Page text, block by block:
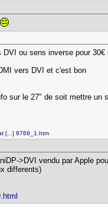
ou sens inverse pour 30€
vers DVI et c'est bon
sur le 27" de soit mettre
[...] 8769_1.htm
>DVI vendu par Apple
differents)